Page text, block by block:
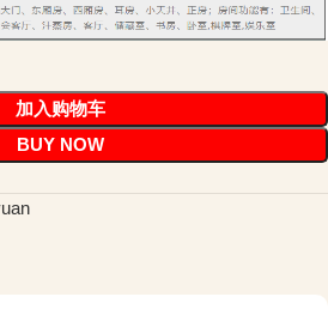
加入购物车
BUY NOW